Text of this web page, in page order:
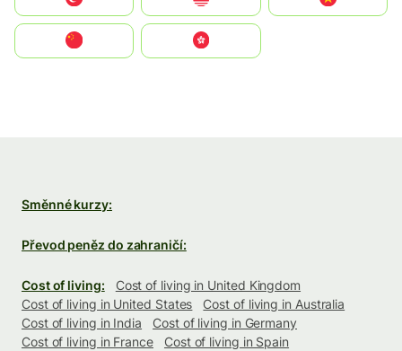
中國香港特別行政區
Směnné kurzy:
Převod peněz do zahraničí:
Cost of living:
Cost of living in United Kingdom
Cost of living in United States
Cost of living in Australia
Cost of living in India
Cost of living in Germany
Cost of living in France
Cost of living in Spain